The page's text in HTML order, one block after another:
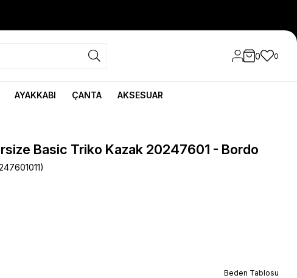
0 0
AYAKKABI ÇANTA AKSESUAR
Basic Triko Kazak 20247601 - Bordo
Beden Tablosu